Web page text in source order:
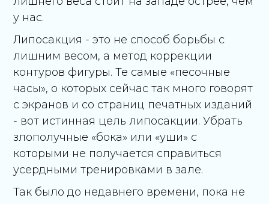
у нас.
Липосакция - это не способ борьбы с
лишним весом, а метод коррекции
контуров фигуры. Те самые «песочные
часы», о которых сейчас так много говорят
с экранов и со страниц печатных изданий
- вот истинная цель липосакции. Убрать
злополучные «бока» или «уши» с
которыми не получается справиться
усердными тренировками в зале.
Так было до недавнего времени, пока не